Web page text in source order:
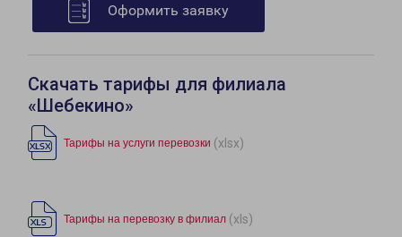
Оформить заявку
Скачать тарифы для филиала
«Шебекино»
Тарифы на услуги перевозки (xlsx)
Тарифы на перевозку в филиал (xls)